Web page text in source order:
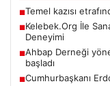
■Temel kazısı
■Kelebek.Org İle
Deneyimi
■Ahbap Derneği
başladı
■Cumhurbaşkanı